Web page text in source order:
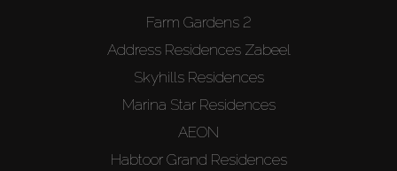
Farm Gardens 2
Address Residences Zabeel
Skyhills Residences
Marina Star Residences
AEON
Habtoor Grand Residences